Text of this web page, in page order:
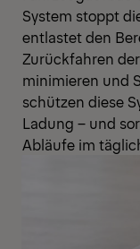
System stoppt
entlastet den
Zurückfahren
minimieren und
schützen diese
Ladung – und
Abläufe im